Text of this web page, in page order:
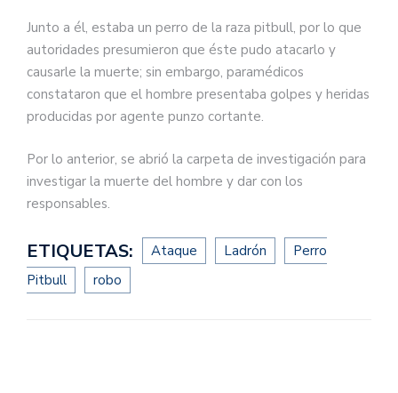
Junto a él, estaba un perro de la raza pitbull, por lo que
autoridades presumieron que éste pudo atacarlo y
causarle la muerte; sin embargo, paramédicos
constataron que el hombre presentaba golpes y heridas
producidas por agente punzo cortante.
Por lo anterior, se abrió la carpeta de investigación para
investigar la muerte del hombre y dar con los
responsables.
ETIQUETAS: Ataque Ladrón
Perro
Pitbull
robo